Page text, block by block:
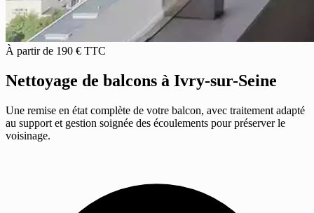
À partir de 190 € TTC
Nettoyage de balcons à Ivry-sur-Seine
Une remise en état complète de votre balcon, avec traitement adapté
au support et gestion soignée des écoulements pour préserver le
voisinage.